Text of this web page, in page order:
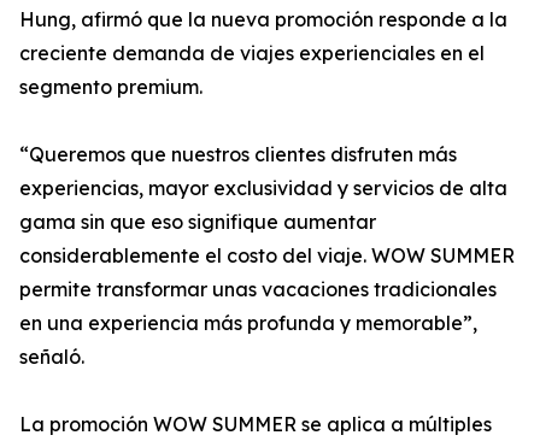
Hung, afirmó que la nueva promoción responde a la
creciente demanda de viajes experienciales en el
segmento premium.
“Queremos que nuestros clientes disfruten más
experiencias, mayor exclusividad y servicios de alta
gama sin que eso signifique aumentar
considerablemente el costo del viaje. WOW SUMMER
permite transformar unas vacaciones tradicionales
en una experiencia más profunda y memorable”,
señaló.
La promoción WOW SUMMER se aplica a múltiples